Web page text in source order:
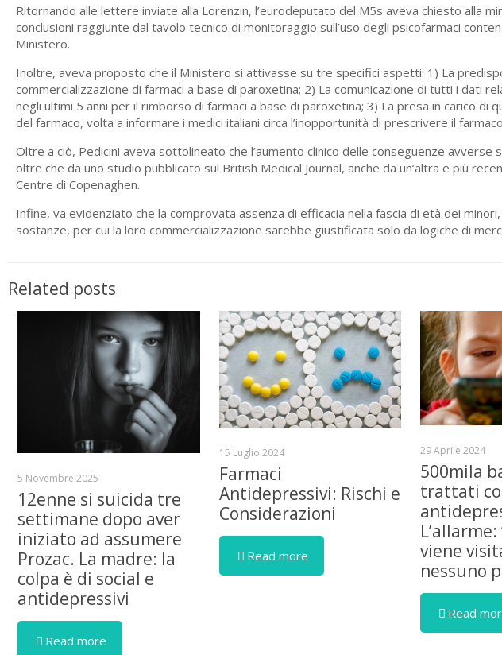
Ritornando alle lettere inviate alla Lorenzin, l’eurodeputato del M5s aveva chiesto alla
conclusioni raggiunte dal tavolo tecnico di monitoraggio sull’uso degli psicofarmaci
Ministero.
Inoltre, aveva proposto che il Ministero si attivasse su tre specifici aspetti: 1) La
commercializzazione di farmaci a base di paroxetina; 2) La comunicazione di tutti i dati
negli ultimi 5 anni per il rimborso di farmaci a base di paroxetina; 3) La presa in carico di
del farmaco, volta a informare i medici italiani circa l’inopportunità di prescrivere il
Oltre a ciò, Pedicini aveva sottolineato che l’aumento clinico delle conseguenze
oltre che da uno studio pubblicato sul British Medical Journal, anche da un’altra e più
Centre di Copenaghen.
Infine, va evidenziato che la comprovata assenza di efficacia nella fascia di età dei
sostanze, per cui la loro commercializzazione sarebbe giustificata solo da logiche di
Related posts
5 Novembre 2025
12enne si suicida tre
settimane dopo aver
iniziato ad assumere
Prozac. La madre: la
colpa è di social e
antidepressivi
Read more
15 Luglio 2024
Farmaci
Antidepressivi: Rischi e
Considerazioni
Read more
29 Aprile 2024
500mila
trattati
viene
nessuno
Read